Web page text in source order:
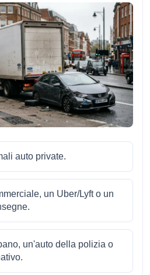
auto private.
un Uber/Lyft o un
un'auto della polizia o